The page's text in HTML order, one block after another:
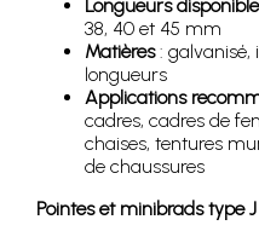
Longueurs
38, 40 et 45 mm
Matières: galvanisé,
longueurs
Applications
cadres, cadres de
chaises, tentures
de chaussures
Pointes et minibrads type